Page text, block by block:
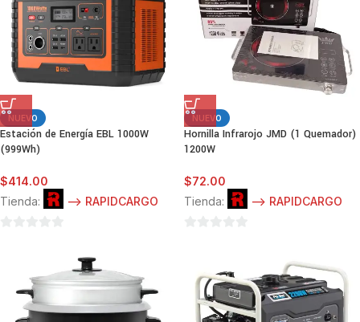
NUEVO
Estación de Energía EBL 1000W
(999Wh)
$414.00
Tienda:
--> RAPIDCARGO
NUEVO
Hornilla Infrarojo JMD (1 Quemador)
1200W
$72.00
Tienda:
--> RAPIDCARGO